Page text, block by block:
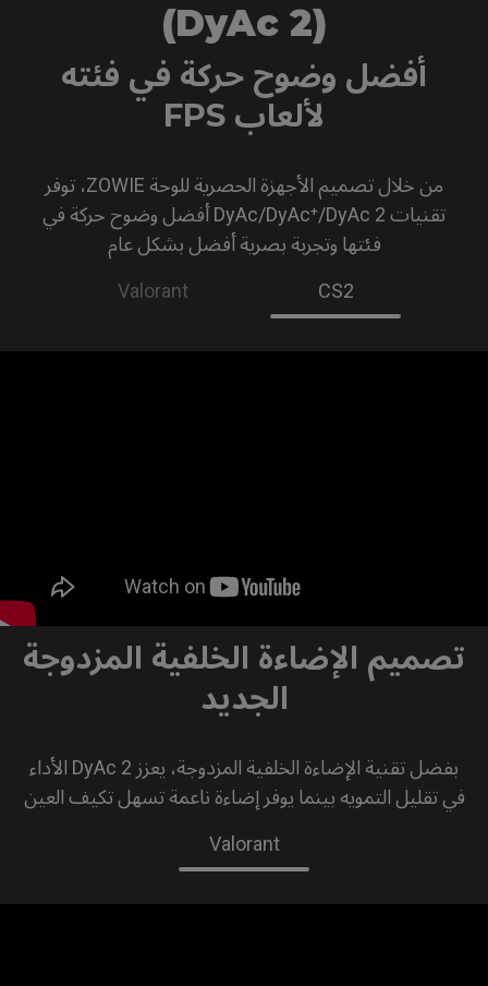
(DyAc 2)
أفضل وضوح حركة في فئته
لألعاب FPS
من خلال تصميم الأجهزة الحصرية للوحة ZOWIE، توفر
تقنيات DyAc/DyAc⁺/DyAc 2 أفضل وضوح حركة في
فئتها وتجربة بصرية أفضل بشكل عام
CS2
Valorant
تصميم الإضاءة الخلفية المزدوجة
الجديد
بفضل تقنية الإضاءة الخلفية المزدوجة، يعزز DyAc 2 الأداء
في تقليل التمويه بينما يوفر إضاءة ناعمة تسهل تكيف العين
Valorant